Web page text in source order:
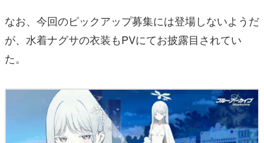
なお、今回のピックアップ募集には登場しないようだ
が、水着ナグサの衣装もPVにてお披露目されてい
た。